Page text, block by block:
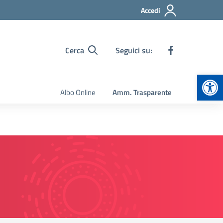
Accedi
Cerca Seguici su:
Albo Online Amm. Trasparente